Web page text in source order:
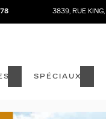
3839, RUE KING,
SPÉCIAUX